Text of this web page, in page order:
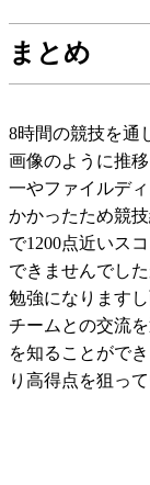
まとめ
8時間の競技を通
画像のように推
一やファイルデ
かかったため競
で1200点近いス
できませんでし
勉強になります
チームとの交流
を知ることがで
り高得点を狙っ